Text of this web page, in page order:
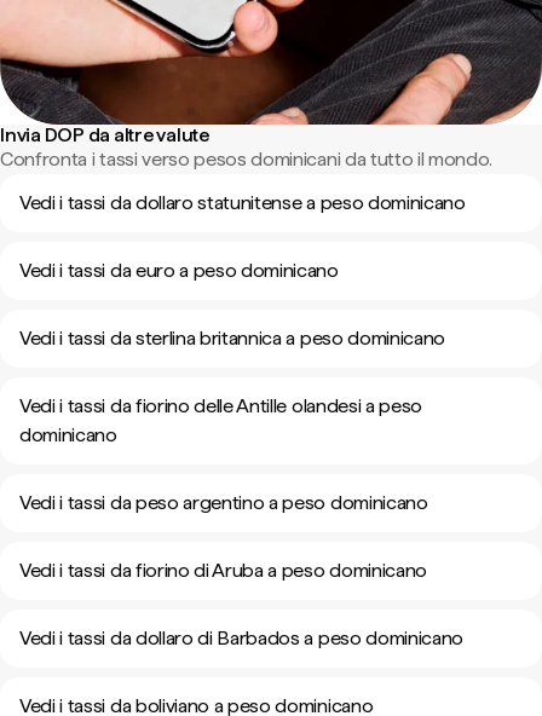
Invia DOP da altre valute
Confronta i tassi verso pesos dominicani da tutto il mondo.
Vedi i tassi da dollaro statunitense a peso dominicano
Vedi i tassi da euro a peso dominicano
Vedi i tassi da sterlina britannica a peso dominicano
Vedi i tassi da fiorino delle Antille olandesi a peso
dominicano
Vedi i tassi da peso argentino a peso dominicano
Vedi i tassi da fiorino di Aruba a peso dominicano
Vedi i tassi da dollaro di Barbados a peso dominicano
Vedi i tassi da boliviano a peso dominicano